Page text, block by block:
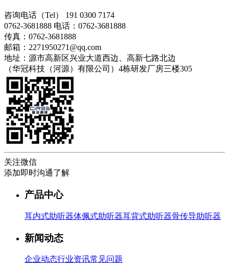
咨询电话（Tel） 191 0300 7174
0762-3681888 电话：0762-3681888
传真：0762-3681888
邮箱：2271950271@qq.com
地址：源市高新区兴业大道西边、高新七路北边
（华冠科技（河源）有限公司）4栋研发厂房三楼305
关注微信
添加即时沟通了解
产品中心
耳内式助听器体佩式助听器耳背式助听器骨传导助听器
新闻动态
企业动态行业资讯常见问题